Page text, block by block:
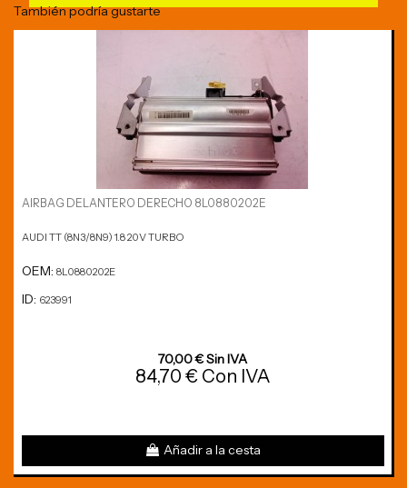
También podría gustarte
AIRBAG DELANTERO DERECHO 8L0880202E
AUDI TT (8N3/8N9) 1.8 20V TURBO
OEM: 8L0880202E
ID: 623991
70,00 € Sin IVA
84,70 € Con IVA
Añadir a la cesta